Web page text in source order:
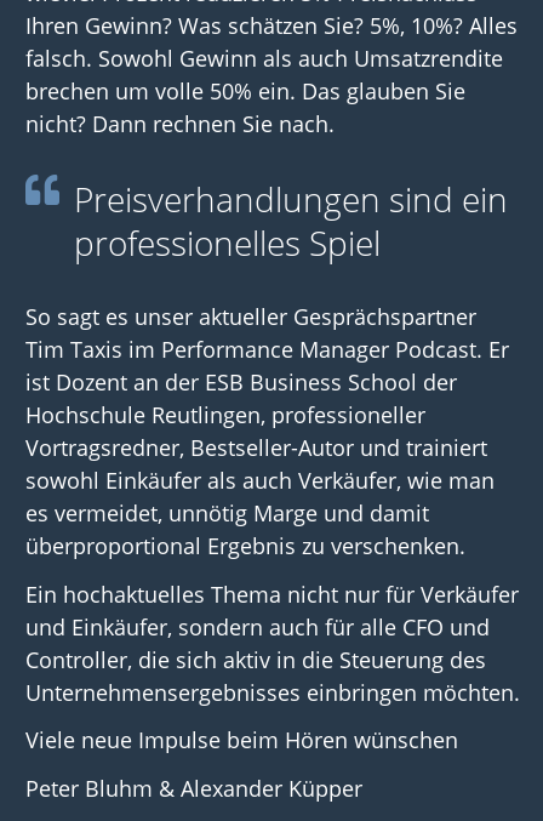
Ihren Gewinn? Was schätzen Sie? 5%, 10%? Alles
falsch. Sowohl Gewinn als auch Umsatzrendite
brechen um volle 50% ein. Das glauben Sie
nicht? Dann rechnen Sie nach.
Preisverhandlungen sind ein
professionelles Spiel
So sagt es unser aktueller Gesprächspartner
Tim Taxis im Performance Manager Podcast. Er
ist Dozent an der ESB Business School der
Hochschule Reutlingen, professioneller
Vortragsredner, Bestseller-Autor und trainiert
sowohl Einkäufer als auch Verkäufer, wie man
es vermeidet, unnötig Marge und damit
überproportional Ergebnis zu verschenken.
Ein hochaktuelles Thema nicht nur für Verkäufer
und Einkäufer, sondern auch für alle CFO und
Controller, die sich aktiv in die Steuerung des
Unternehmensergebnisses einbringen möchten.
Viele neue Impulse beim Hören wünschen
Peter Bluhm & Alexander Küpper